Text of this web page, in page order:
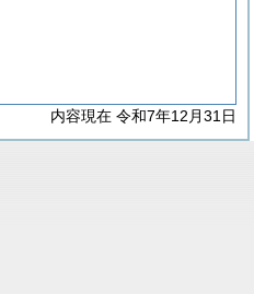
内容現在 令和7年12月31日